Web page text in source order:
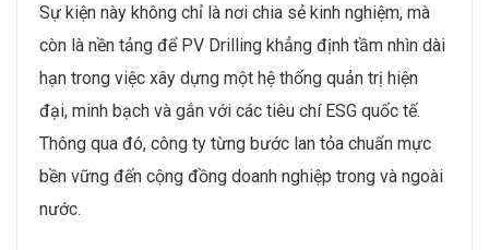
Sự kiện này không chỉ là nơi chia sẻ kinh nghiệm, mà
còn là nền tảng để PV Drilling khẳng định tầm nhìn dài
hạn trong việc xây dựng một hệ thống quản trị hiện
đại, minh bạch và gắn với các tiêu chí ESG quốc tế.
Thông qua đó, công ty từng bước lan tỏa chuẩn mực
bền vững đến cộng đồng doanh nghiệp trong và ngoài
nước.